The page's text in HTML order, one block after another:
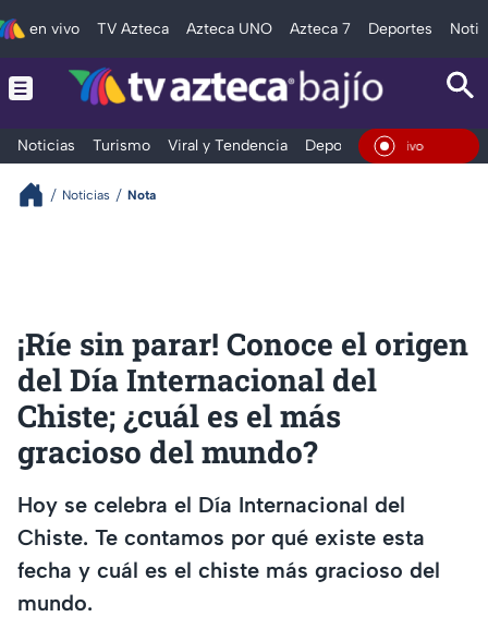
en vivo TV Azteca Azteca UNO Azteca 7 Deportes
Noticias Turismo Viral y Tendencia Deportes Espectáculos
En
Noticias Nota
¡Ríe sin parar! Conoce el origen
del Día Internacional del
Chiste; ¿cuál es el más
gracioso del mundo?
Hoy se celebra el Día Internacional del
Chiste. Te contamos por qué existe esta
fecha y cuál es el chiste más gracioso del
mundo.